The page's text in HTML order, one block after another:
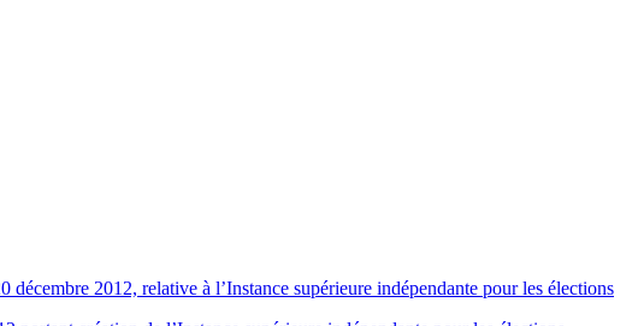
2012, relative à l’Instance supérieure indépendante pour les élections